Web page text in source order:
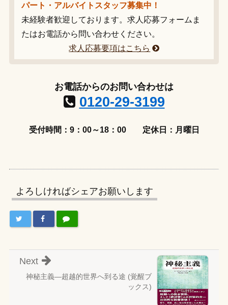
パート・アルバイトスタッフ募集中！
未経験者歓迎しております。求人応募フォームま
たはお電話から問い合わせください。
求人応募要項はこちら
お電話からのお問い合わせは
0120-29-3199
受付時間：9：00～18：00 定休日：月曜日
よろしければシェアお願いします
神秘主義―超越的世界へ到る途 (覚醒ブ
ックス)
Next